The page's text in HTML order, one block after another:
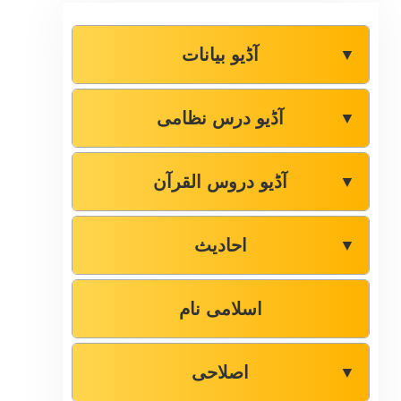
آڈیو بیانات ▼
آڈیو درس نظامی ▼
آڈیو دروس القرآن ▼
احادیث ▼
اسلامی نام
اصلاحی ▼